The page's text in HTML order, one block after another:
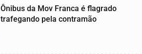
Ônibus da Mov Franca é flagrado
trafegando pela contramão